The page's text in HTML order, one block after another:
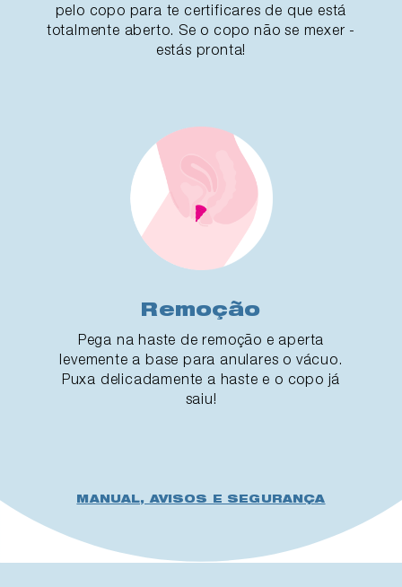
pelo copo para te certificares de que está
totalmente aberto. Se o copo não se mexer -
estás pronta!
Remoção
Pega na haste de remoção e aperta
levemente a base para anulares o vácuo.
Puxa delicadamente a haste e o copo já
saiu!
MANUAL, AVISOS E SEGURANÇA